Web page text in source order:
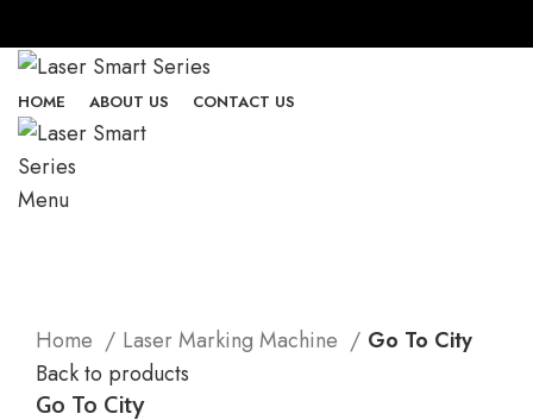
HOME ABOUT US CONTACT US
Menu
Home
Laser Marking Machine
Go To City
Back to products
Go To City